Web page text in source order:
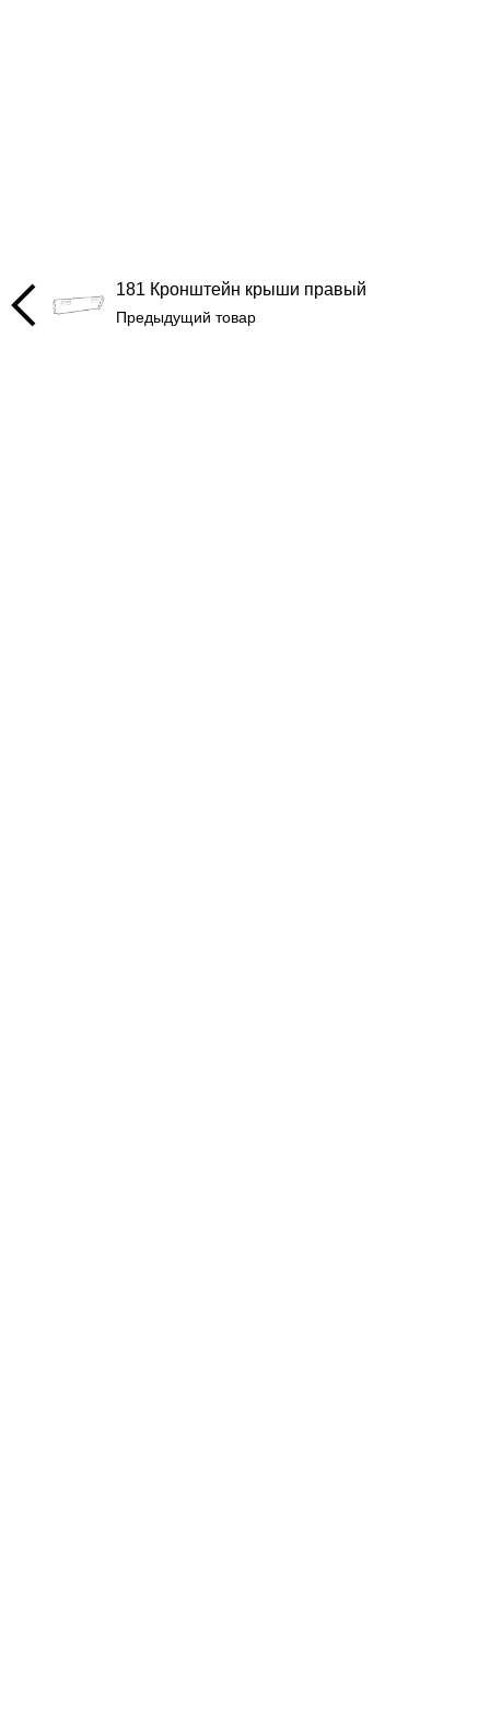
181 Кронштейн крыши правый
Предыдущий товар